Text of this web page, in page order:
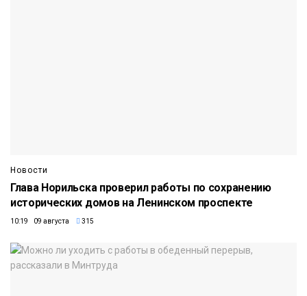
Новости
Глава Норильска проверил работы по сохранению
исторических домов на Ленинском проспекте
10:19 09 августа 315